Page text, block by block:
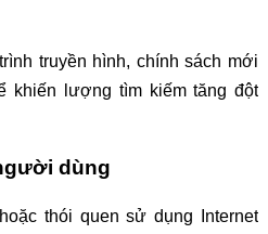
truyền hình, chính sách mới
khiến lượng tìm kiếm tăng đột
dùng
thói quen sử dụng Internet